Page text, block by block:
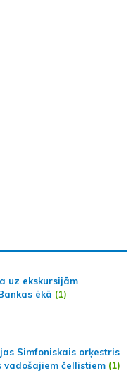
uz ekskursijām
ēkā (1)
Simfoniskais orķestris
vadošajiem čellistiem (1)